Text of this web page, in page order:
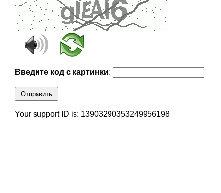
Введите код с картинки:
Отправить
Your support ID is: 13903290353249956198